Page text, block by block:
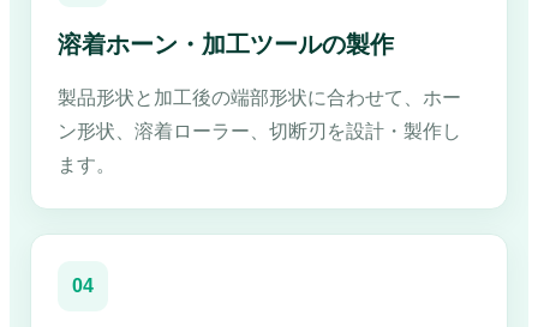
溶着ホーン・加工ツールの製作
製品形状と加工後の端部形状に合わせて、ホー
ン形状、溶着ローラー、切断刃を設計・製作し
ます。
04